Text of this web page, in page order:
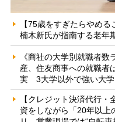
【75歳をすぎたらやめ
楠木新氏が指南する老年
《商社の大学別就職者
産、住友商事への就職者
実 3大学以外で強い大学
【クレジット決済代行
資をしながら「20年以上